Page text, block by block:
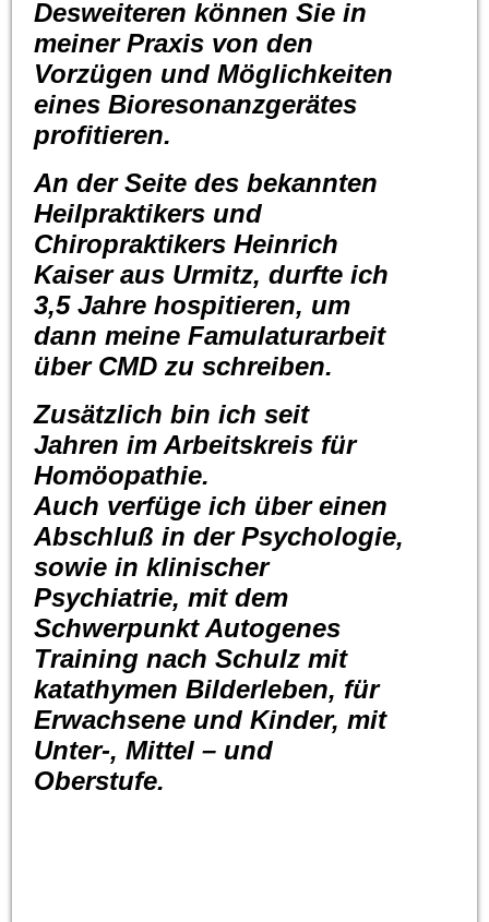
Desweiteren können Sie in
meiner Praxis von den
Vorzügen und Möglichkeiten
eines Bioresonanzgerätes
profitieren.
An der Seite des bekannten
Heilpraktikers und
Chiropraktikers Heinrich
Kaiser aus Urmitz, durfte ich
3,5 Jahre hospitieren, um
dann meine Famulaturarbeit
über CMD zu schreiben.
Zusätzlich bin ich seit
Jahren im Arbeitskreis für
Homöopathie.
Auch verfüge ich über einen
Abschluß in der Psychologie,
sowie in klinischer
Psychiatrie, mit dem
Schwerpunkt Autogenes
Training nach Schulz mit
katathymen Bilderleben, für
Erwachsene und Kinder, mit
Unter-, Mittel – und
Oberstufe.